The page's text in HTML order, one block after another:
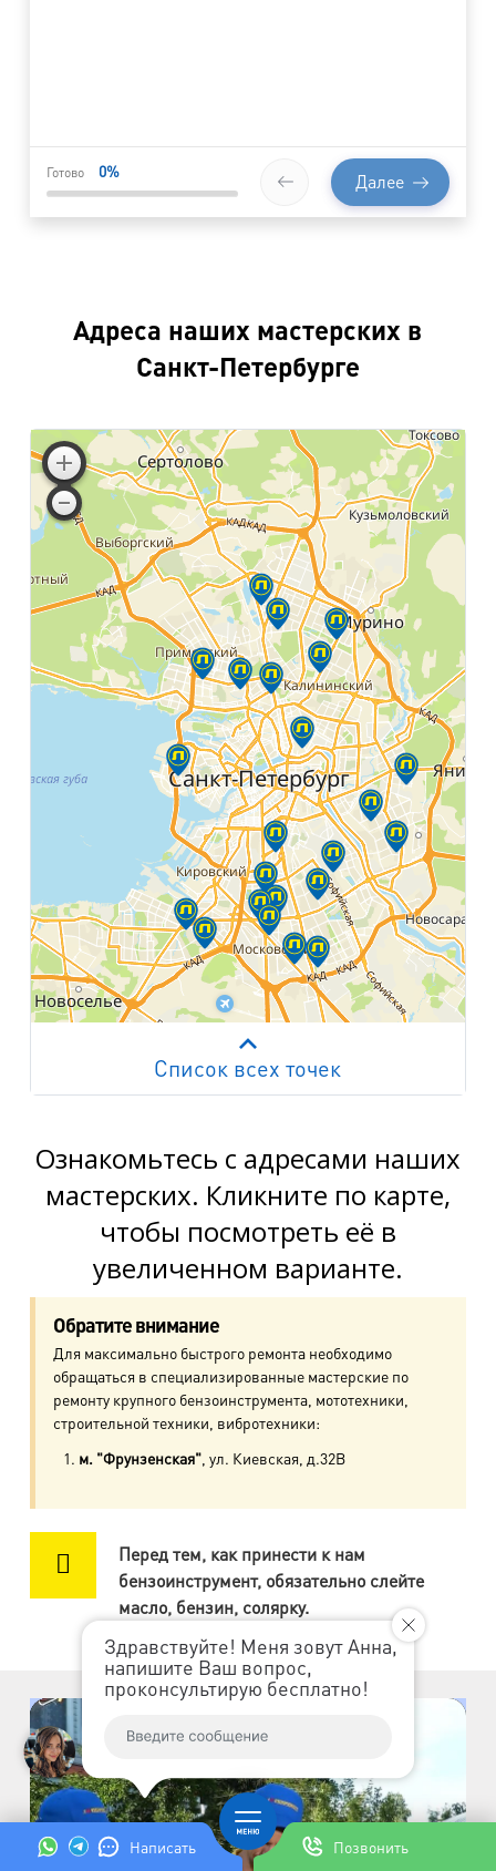
Написать Позвонить
Здравствуйте! Меня зовут Анна,
напишите Ваш вопрос,
проконсультирую бесплатно!
Готово 0% Далее
Адреса наших мастерских в
Санкт-Петербурге
пр. Просвещения, д.20
м. Пр. Ветеранов
пр. Ветеранов, д.9
м. Ул. Дыбенко
м. Комендантский пр.
пр. Авиаконструкторов, д.4
м. Приморская
пр. Науки, д.8, к.1
м. Озерки, м. Пр. Просвещения
пр. Луначарского, д.56, к.1
м. Автово
пр. Маршала Жукова, д.35, к.3
м. Елизаровская
пр. Елизарова, д.36
м. Международная
Работает на API 2ГИС
Лицензионное соглашение
Список всех точек
Ознакомьтесь с адресами наших
мастерских. Кликните по карте,
чтобы посмотреть её в
увеличенном варианте.
Обратите внимание
Для максимально быстрого ремонта необходимо
обращаться в специализированные мастерские по
ремонту крупного бензоинструмента, мототехники,
строительной техники, вибротехники:
м. "Фрунзенская" , ул. Киевская, д.32В
Перед тем, как принести к нам
бензоинструмент, обязательно слейте
масло, бензин, солярку.